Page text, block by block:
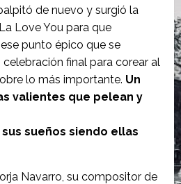
de nuevo y surgió la
Love You para que
punto épico que se
final para corear al
lo más importante. Un
valientes que pelean y
sueños siendo ellas
Navarro, su compositor de